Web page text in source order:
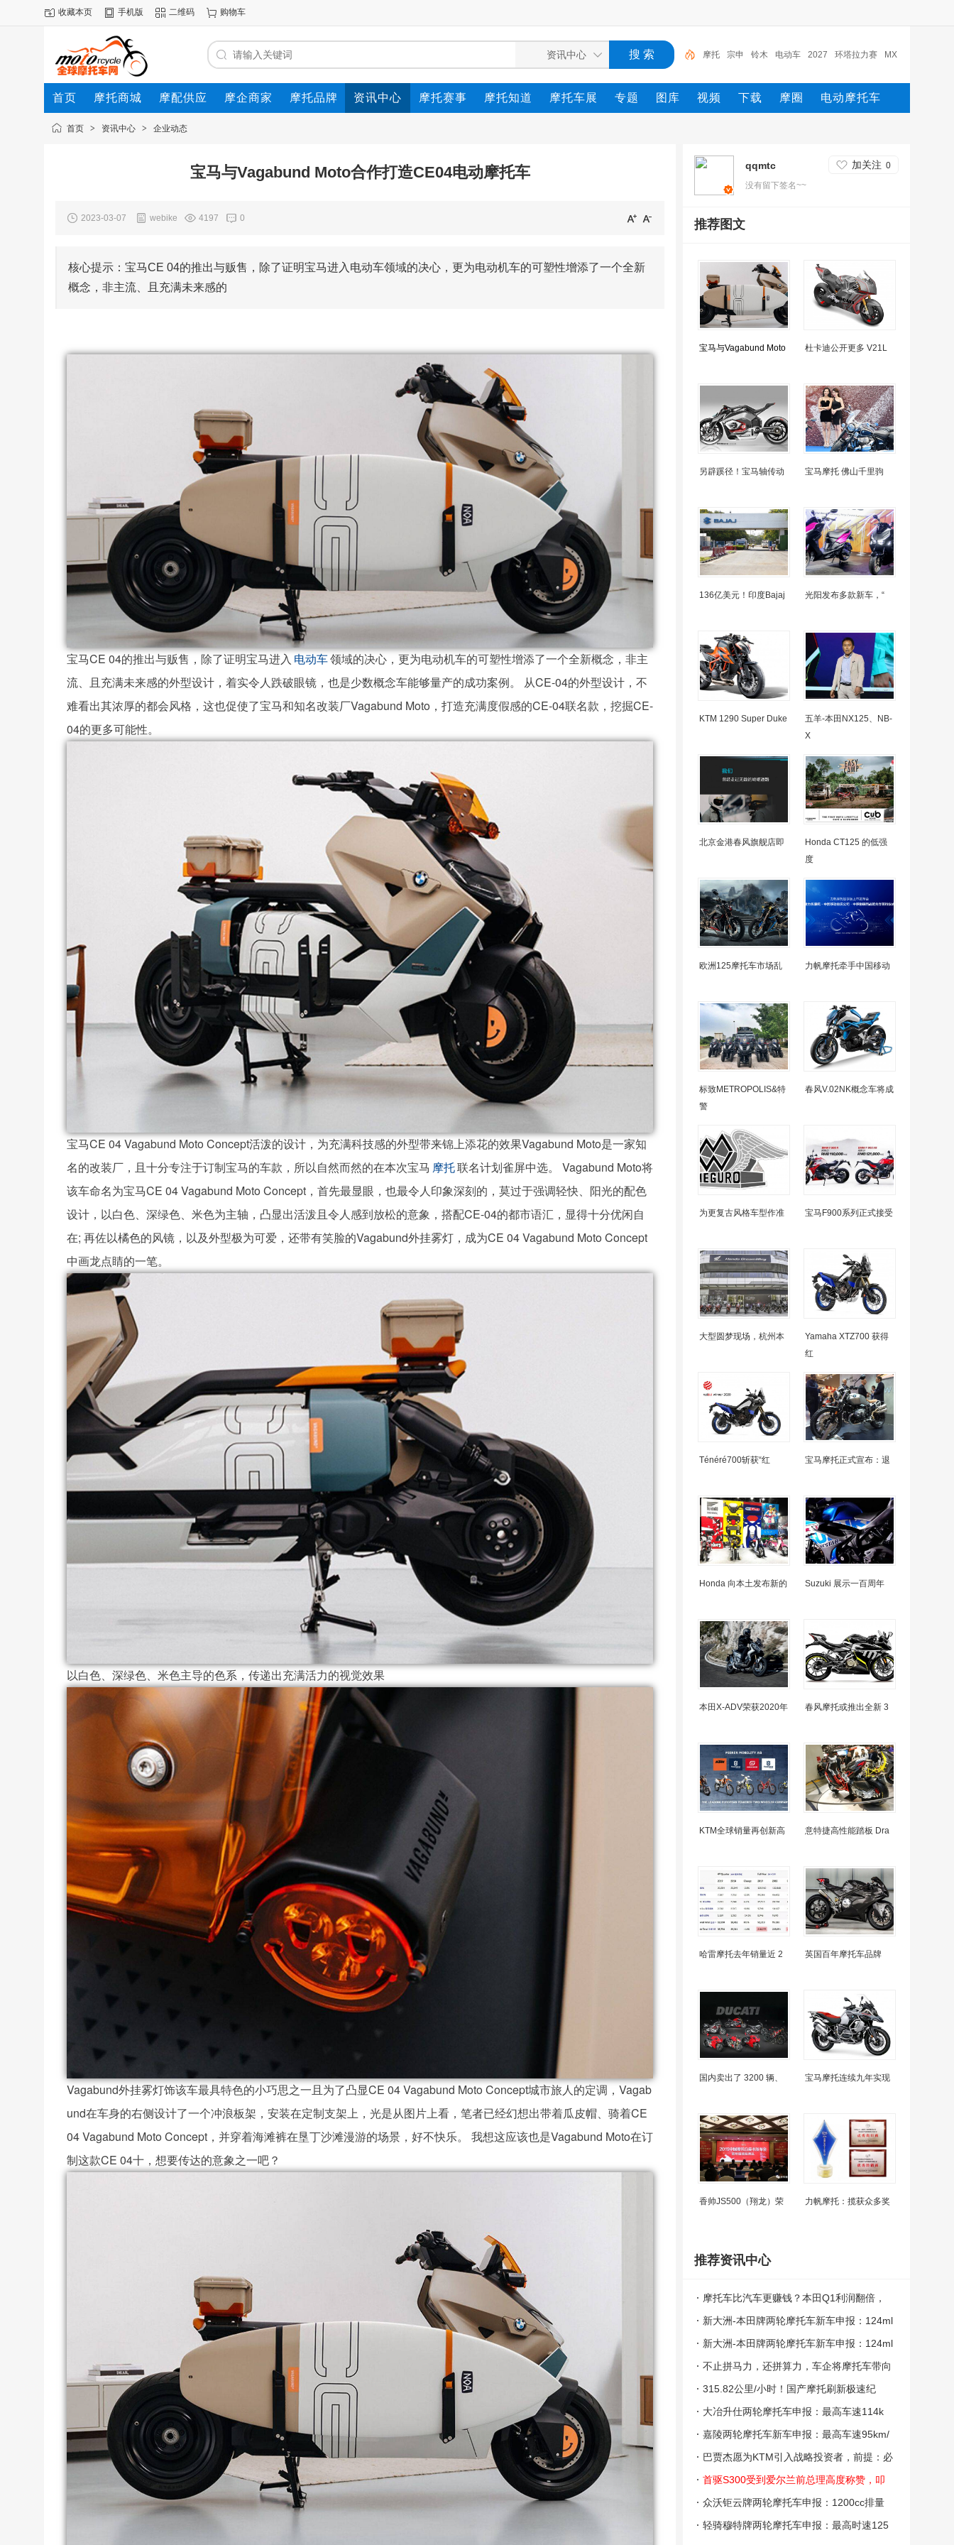
收藏本页 手机版 二维码 购物车
摩托 宗申 铃木 电动车 2027 环塔拉力赛 MX
GP Moto2 摩托车 yamaha
首页 摩托商城 摩配供应 摩企商家 摩托品牌 资讯中心 摩托赛事 摩托知道 摩托车展 专题 图库 视频 下载 摩圈 电动摩托车
动态首页 > 资讯中心 > 企业动态
宝马与Vagabund Moto合作打造CE04电动摩托车
2023-03-07 webike 4197 0
核心提示：宝马CE 04的推出与贩售，除了证明宝马进入电动车领域的决心，更为电动机车的可塑性增添了一个全新
概念，非主流、且充满未来感的
宝马CE 04的推出与贩售，除了证明宝马进入 电动车领域的决心，更为电动机车的可塑性增添了一个全新概念，非主
流、且充满未来感的外型设计，着实令人跌破眼镜，也是少数概念车能够量产的成功案例。 从CE-04的外型设计，不
难看出其浓厚的都会风格，这也促使了宝马和知名改装厂Vagabund Moto，打造充满度假感的CE-04联名款，挖掘CE-
04的更多可能性。
宝马CE 04 Vagabund Moto Concept活泼的设计，为充满科技感的外型带来锦上添花的效果Vagabund Moto是一家知
名的改装厂，且十分专注于订制宝马的车款，所以自然而然的在本次宝马 摩托联名计划雀屏中选。 Vagabund Moto将
该车命名为宝马CE 04 Vagabund Moto Concept，首先最显眼，也最令人印象深刻的，莫过于强调轻快、阳光的配色
设计，以白色、深绿色、米色为主轴，凸显出活泼且令人感到放松的意象，搭配CE-04的都市语汇，显得十分优闲自
在; 再佐以橘色的风镜，以及外型极为可爱，还带有笑脸的Vagabund外挂雾灯，成为CE 04 Vagabund Moto Concept
中画龙点睛的一笔。
以白色、深绿色、米色主导的色系，传递出充满活力的视觉效果
Vagabund外挂雾灯饰该车最具特色的小巧思之一且为了凸显CE 04 Vagabund Moto Concept城市旅人的定调，Vagab
und在车身的右侧设计了一个冲浪板架，安装在定制支架上，光是从图片上看，笔者已经幻想出带着瓜皮帽、骑着CE
04 Vagabund Moto Concept，并穿着海滩裤在垦丁沙滩漫游的场景，好不快乐。 我想这应该也是Vagabund Moto在订
制这款CE 04十，想要传达的意象之一吧？
qqmtc 加关注 0
没有留下签名~~
推荐图文
宝马与Vagabund Moto 杜卡迪公开更多 V21L
另辟蹊径！宝马轴传动 宝马摩托 佛山千里驹
136亿美元！印度Bajaj 光阳发布多款新车，“
KTM 1290 Super Duke
五羊-本田NX125、NB-
X
北京金港春风旗舰店即
Honda CT125 的低强
度
欧洲125摩托车市场乱 力帆摩托牵手中国移动
标致METROPOLIS&特
警
春风V.02NK概念车将成
为更复古风格车型作准 宝马F900系列正式接受
大型圆梦现场，杭州本
Yamaha XTZ700 获得
红
Ténéré700斩获“红 宝马摩托正式宣布：退
Honda 向本土发布新的 Suzuki 展示一百周年
本田X-ADV荣获2020年 春风摩托或推出全新 3
KTM全球销量再创新高 意特捷高性能踏板 Dra
哈雷摩托去年销量近 2 英国百年摩托车品牌
国内卖出了 3200 辆、 宝马摩托连续九年实现
香帅JS500（翔龙）荣 力帆摩托：揽获众多奖
推荐资讯中心
摩托车比汽车更赚钱？本田Q1利润翻倍，
单季狂赚5307亿日元
新大洲-本田牌两轮摩托车新车申报：124ml
排量配ABS 能否抢占通勤踏板市场？
新大洲-本田牌两轮摩托车新车申报：124ml
排量 选装ABS 能否俘获通勤用户青睐？
不止拼马力，还拼算力，车企将摩托车带向
智能化
315.82公里/小时！国产摩托刷新极速纪
录，中国跻身全球顶级性能行列
大冶升仕两轮摩托车申报：最高车速114k
m/h 能否占市场份额？
嘉陵两轮摩托车新车申报：最高车速95km/
h 竞争力如何？
巴贾杰愿为KTM引入战略投资者，前提：必
须紧抱“印度制造”大腿
首驱S300受到爱尔兰前总理高度称赞，叩
开欧洲高端市场的大门
众沃钜云牌两轮摩托车申报：1200cc排量
能否撬动大排量市场？
轻骑穆特牌两轮摩托车申报：最高时速125